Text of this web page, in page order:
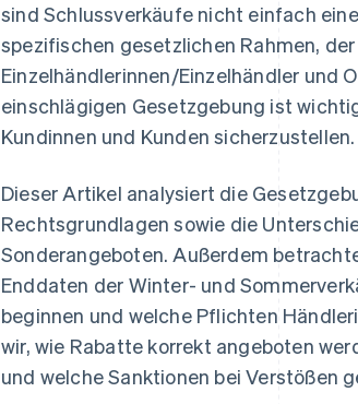
sind Schlussverkäufe nicht einfach
spezifischen gesetzlichen Rahmen,
Einzelhändlerinnen/Einzelhändler und
einschlägigen Gesetzgebung ist
Kundinnen und Kunden sicherzustellen.
Dieser Artikel analysiert die
Rechtsgrundlagen sowie die
Sonderangeboten. Außerdem
Enddaten der Winter- und
beginnen und welche Pflichten
wir, wie Rabatte korrekt angeboten
und welche Sanktionen bei Verstößen